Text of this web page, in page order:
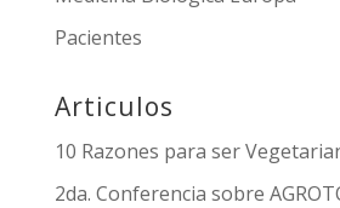
Pacientes
Articulos
10 Razones para ser
2da. Conferencia sobre